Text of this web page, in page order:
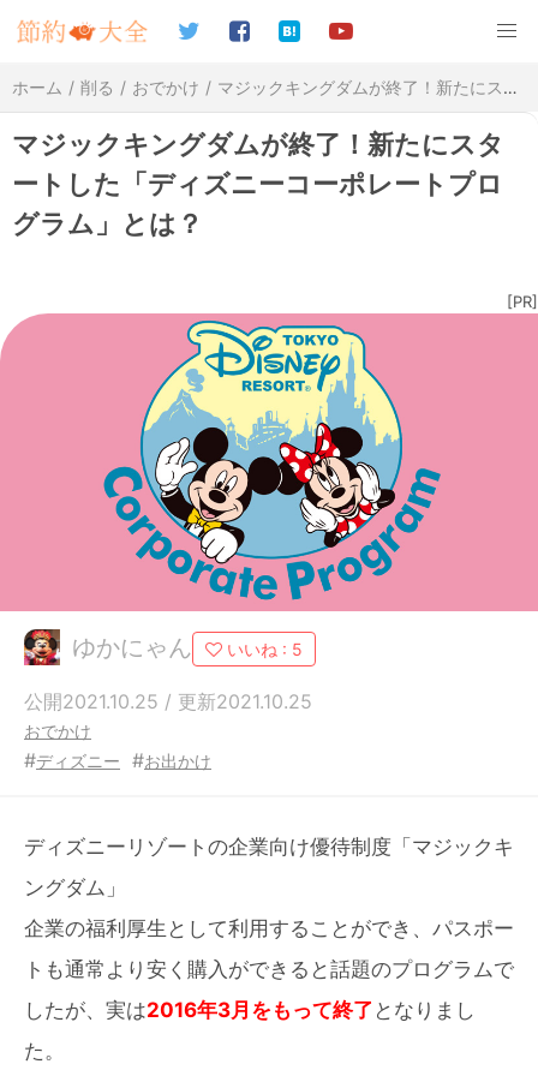
ホーム 削る おでかけ マジックキングダムが終了！新たにスタートした「ディズニーコーポレートプログラム」とは？
マジックキングダムが終了！新たにスタ
ートした「ディズニーコーポレートプロ
グラム」とは？
[PR]
ゆかにゃん いいね : 5
公開2021.10.25 / 更新2021.10.25
おでかけ
#ディズニー #お出かけ
ディズニーリゾートの企業向け優待制度「マジックキ
ングダム」
企業の福利厚生として利用することができ、パスポー
トも通常より安く購入ができると話題のプログラムで
したが、実は2016年3月をもって終了 となりまし
た。